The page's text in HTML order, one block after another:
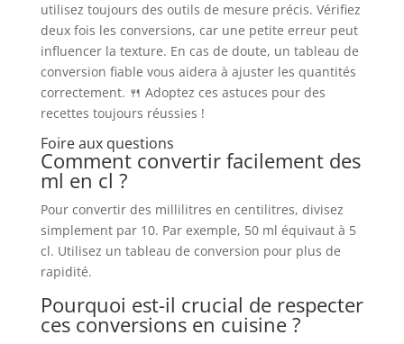
utilisez toujours des outils de mesure précis. Vérifiez
deux fois les conversions, car une petite erreur peut
influencer la texture. En cas de doute, un tableau de
conversion fiable vous aidera à ajuster les quantités
correctement. 🍴 Adoptez ces astuces pour des
recettes toujours réussies !
Foire aux questions
Comment convertir facilement des
ml en cl ?
Pour convertir des millilitres en centilitres, divisez
simplement par 10. Par exemple, 50 ml équivaut à 5
cl. Utilisez un tableau de conversion pour plus de
rapidité.
Pourquoi est-il crucial de respecter
ces conversions en cuisine ?